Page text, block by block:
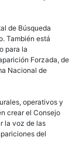
de Búsqueda
También está
para la
Forzada, de
Nacional de
operativos y
crear el Consejo
la voz de las
del